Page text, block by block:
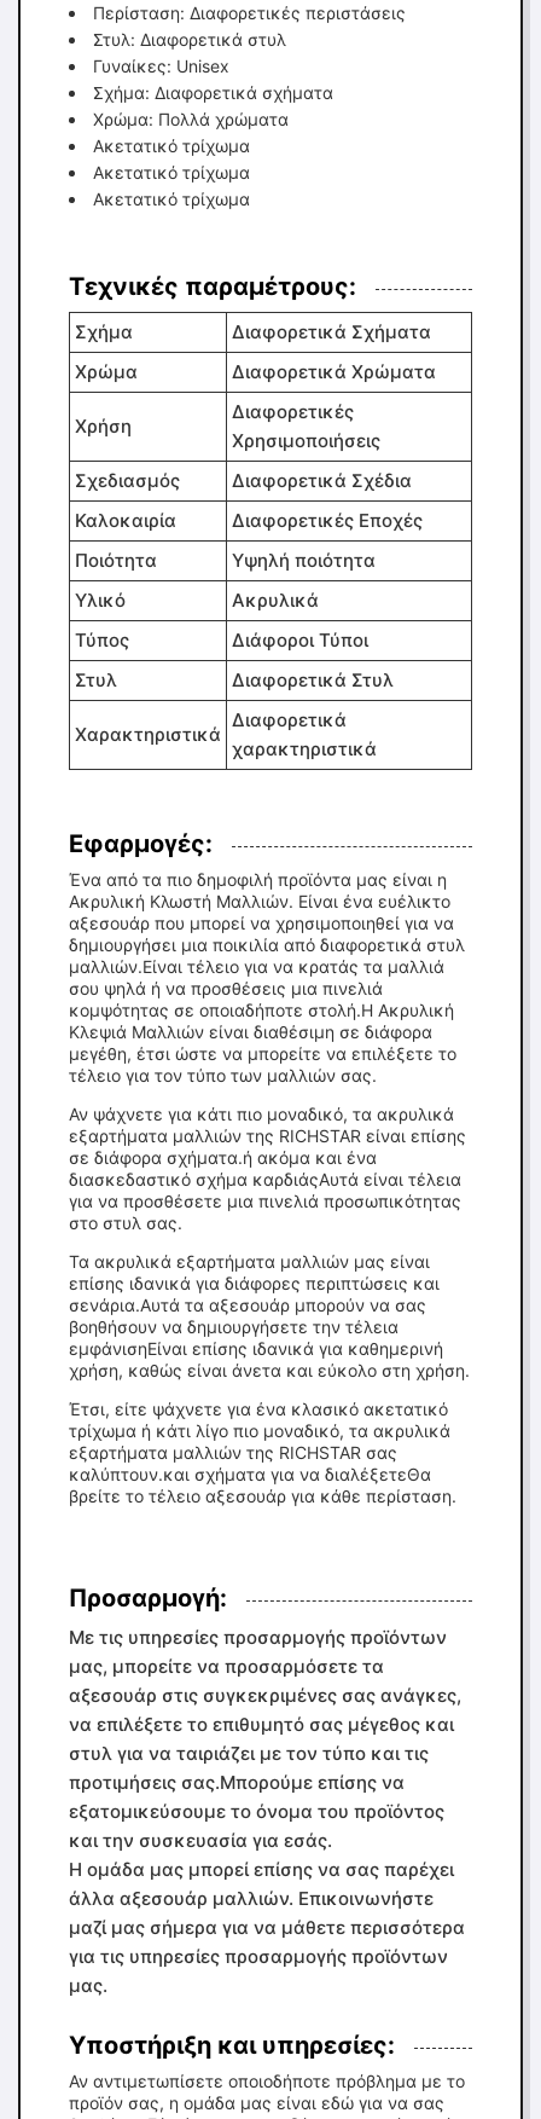
Περίσταση: Διαφορετικές περιστάσεις
Στυλ: Διαφορετικά στυλ
Γυναίκες: Unisex
Σχήμα: Διαφορετικά σχήματα
Χρώμα: Πολλά χρώματα
Ακετατικό τρίχωμα
Ακετατικό τρίχωμα
Ακετατικό τρίχωμα
Τεχνικές παραμέτρους:
Σχήμα
Διαφορετικά Σχήματα
Χρώμα
Διαφορετικά Χρώματα
Χρήση
Διαφορετικές
Χρησιμοποιήσεις
Σχεδιασμός
Διαφορετικά Σχέδια
Καλοκαιρία
Διαφορετικές Εποχές
Ποιότητα
Υψηλή ποιότητα
Υλικό
Ακρυλικά
Τύπος
Διάφοροι Τύποι
Στυλ
Διαφορετικά Στυλ
Χαρακτηριστικά
Διαφορετικά
χαρακτηριστικά
Εφαρμογές:
Ένα από τα πιο δημοφιλή προϊόντα μας είναι η
Ακρυλική Κλωστή Μαλλιών. Είναι ένα ευέλικτο
αξεσουάρ που μπορεί να χρησιμοποιηθεί για να
δημιουργήσει μια ποικιλία από διαφορετικά στυλ
μαλλιών.Είναι τέλειο για να κρατάς τα μαλλιά
σου ψηλά ή να προσθέσεις μια πινελιά
κομψότητας σε οποιαδήποτε στολή.Η Ακρυλική
Κλεψιά Μαλλιών είναι διαθέσιμη σε διάφορα
μεγέθη, έτσι ώστε να μπορείτε να επιλέξετε το
τέλειο για τον τύπο των μαλλιών σας.
Αν ψάχνετε για κάτι πιο μοναδικό, τα ακρυλικά
εξαρτήματα μαλλιών της RICHSTAR είναι επίσης
σε διάφορα σχήματα.ή ακόμα και ένα
διασκεδαστικό σχήμα καρδιάςΑυτά είναι τέλεια
για να προσθέσετε μια πινελιά προσωπικότητας
στο στυλ σας.
Τα ακρυλικά εξαρτήματα μαλλιών μας είναι
επίσης ιδανικά για διάφορες περιπτώσεις και
σενάρια.Αυτά τα αξεσουάρ μπορούν να σας
βοηθήσουν να δημιουργήσετε την τέλεια
εμφάνισηΕίναι επίσης ιδανικά για καθημερινή
χρήση, καθώς είναι άνετα και εύκολο στη χρήση.
Έτσι, είτε ψάχνετε για ένα κλασικό ακετατικό
τρίχωμα ή κάτι λίγο πιο μοναδικό, τα ακρυλικά
εξαρτήματα μαλλιών της RICHSTAR σας
καλύπτουν.και σχήματα για να διαλέξετεΘα
βρείτε το τέλειο αξεσουάρ για κάθε περίσταση.
Προσαρμογή:
Με τις υπηρεσίες προσαρμογής προϊόντων
μας, μπορείτε να προσαρμόσετε τα
αξεσουάρ στις συγκεκριμένες σας ανάγκες,
να επιλέξετε το επιθυμητό σας μέγεθος και
στυλ για να ταιριάζει με τον τύπο και τις
προτιμήσεις σας.Μπορούμε επίσης να
εξατομικεύσουμε το όνομα του προϊόντος
και την συσκευασία για εσάς.
Η ομάδα μας μπορεί επίσης να σας παρέχει
άλλα αξεσουάρ μαλλιών. Επικοινωνήστε
μαζί μας σήμερα για να μάθετε περισσότερα
για τις υπηρεσίες προσαρμογής προϊόντων
μας.
Υποστήριξη και υπηρεσίες:
Αν αντιμετωπίσετε οποιοδήποτε πρόβλημα με το
προϊόν σας, η ομάδα μας είναι εδώ για να σας